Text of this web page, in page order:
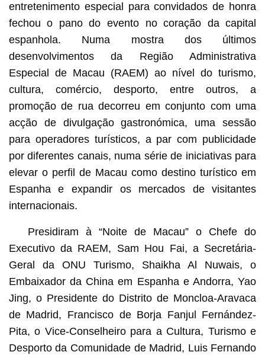
entretenimento especial para convidados de honra
fechou o pano do evento no coração da capital
espanhola. Numa mostra dos últimos
desenvolvimentos da Região Administrativa
Especial de Macau (RAEM) ao nível do turismo,
cultura, comércio, desporto, entre outros, a
promoção de rua decorreu em conjunto com uma
acção de divulgação gastronómica, uma sessão
para operadores turísticos, a par com publicidade
por diferentes canais, numa série de iniciativas para
elevar o perfil de Macau como destino turístico em
Espanha e expandir os mercados de visitantes
internacionais.
Presidiram à “Noite de Macau” o Chefe do
Executivo da RAEM, Sam Hou Fai, a Secretária-
Geral da ONU Turismo, Shaikha Al Nuwais, o
Embaixador da China em Espanha e Andorra, Yao
Jing, o Presidente do Distrito de Moncloa-Aravaca
de Madrid, Francisco de Borja Fanjul Fernández-
Pita, o Vice-Conselheiro para a Cultura, Turismo e
Desporto da Comunidade de Madrid, Luis Fernando